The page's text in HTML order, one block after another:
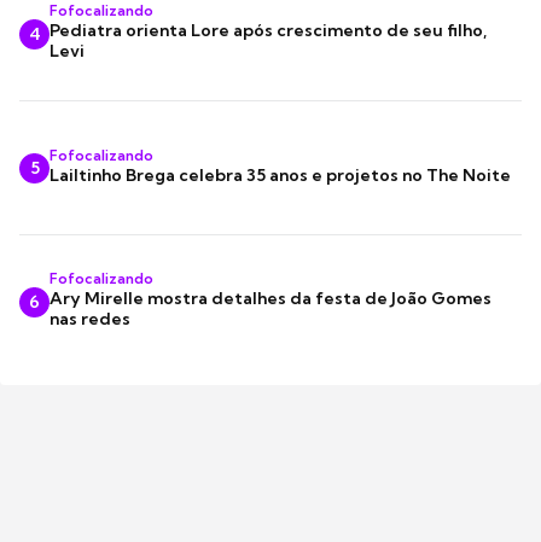
4
Fofocalizando
Pediatra orienta Lore após crescimento de seu filho,
Levi
5
Fofocalizando
Lailtinho Brega celebra 35 anos e projetos no The Noite
6
Fofocalizando
Ary Mirelle mostra detalhes da festa de João Gomes
nas redes